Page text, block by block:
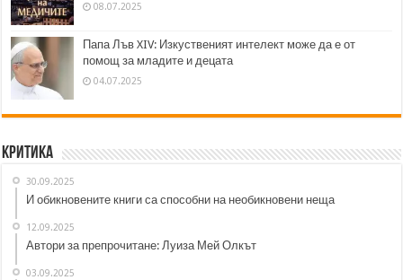
08.07.2025
Папа Лъв XIV: Изкуственият интелект може да е от
помощ за младите и децата
04.07.2025
Критика
30.09.2025
И обикновените книги са способни на необикновени неща
12.09.2025
Автори за препрочитане: Луиза Мей Олкът
03.09.2025